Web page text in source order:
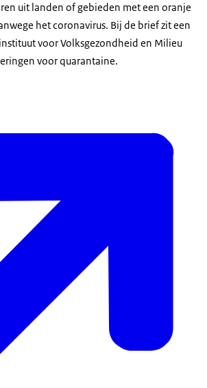
uit landen of gebieden met een oranje
het coronavirus. Bij de brief zit een
voor Volksgezondheid en Milieu
voor quarantaine.